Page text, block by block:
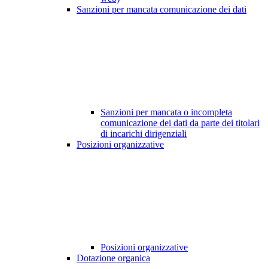
Sanzioni per mancata comunicazione dei dati
Sanzioni per mancata o incompleta
comunicazione dei dati da parte dei titolari
di incarichi dirigenziali
Posizioni organizzative
Posizioni organizzative
Dotazione organica